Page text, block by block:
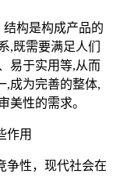
构是构成产品的
,既需要满足人们
易于实用等,从而
,成为完善的整体,
美性的需求。
争性，现代社会在